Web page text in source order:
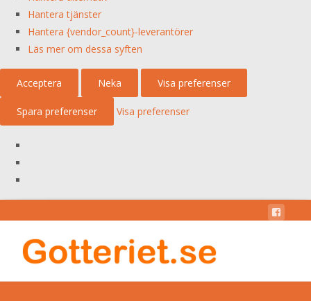
Hantera tjänster
Hantera {vendor_count}-leverantörer
Läs mer om dessa syften
Acceptera Neka Visa preferenser
Spara preferenser Visa preferenser